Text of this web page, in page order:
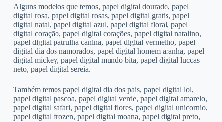
Alguns modelos que temos, papel digital dourado, papel
digital rosa, papel digital rosas, papel digital gratis, papel
digital natal, papel digital azul, papel digital floral, papel
digital coração, papel digital corações, papel digital natalino,
papel digital patrulha canina, papel digital vermelho, papel
digital dia dos namorados, papel digital homem aranha, papel
digital mickey, papel digital mundo bita, papel digital luccas
neto, papel digital sereia.
Também temos papel digital dia dos pais, papel digital lol,
papel digital pascoa, papel digital verde, papel digital amarelo,
papel digital safari, papel digital flores, papel digital unicornio,
papel digital frozen, papel digital moana, papel digital preto,